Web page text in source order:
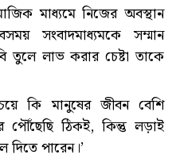
মাধ্যমে নিজের অবস্থান
সংবাদমাধ্যমকে সম্মান
তুলে লাভ করার চেষ্টা তাকে
কি মানুষের জীবন বেশি
ঠিকই, কিন্তু লড়াই
পারেন।’